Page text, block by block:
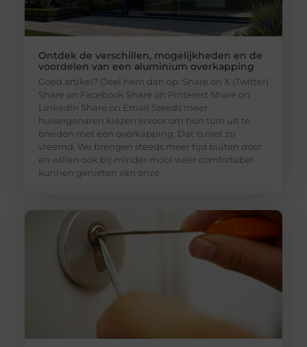
Ontdek de verschillen, mogelijkheden en de
voordelen van een aluminium overkapping
Goed artikel? Deel hem dan op: Share on X (Twitter)
Share on Facebook Share on Pinterest Share on
LinkedIn Share on Email Steeds meer
huiseigenaren kiezen ervoor om hun tuin uit te
breiden met een overkapping. Dat is niet zo
vreemd. We brengen steeds meer tijd buiten door
en willen ook bij minder mooi weer comfortabel
kunnen genieten van onze